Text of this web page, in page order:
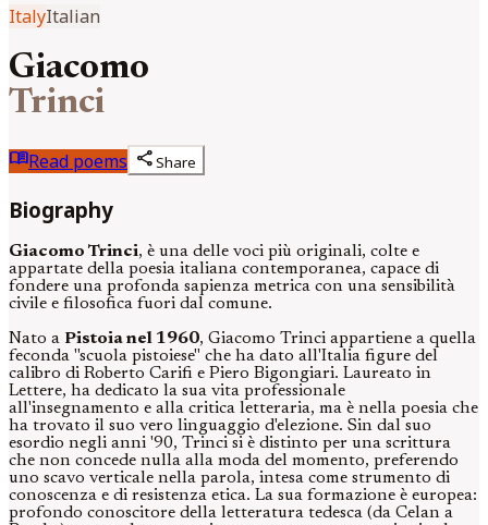
ItalyItalian
Giacomo
Trinci
menu_bookRead poems shareShare
Biography
Giacomo Trinci, è una delle voci più originali, colte e
appartate della poesia italiana contemporanea, capace di
fondere una profonda sapienza metrica con una sensibilità
civile e filosofica fuori dal comune.
Nato a Pistoia nel 1960, Giacomo Trinci appartiene a quella
feconda "scuola pistoiese" che ha dato all'Italia figure del
calibro di Roberto Carifi e Piero Bigongiari. Laureato in
Lettere, ha dedicato la sua vita professionale
all'insegnamento e alla critica letteraria, ma è nella poesia che
ha trovato il suo vero linguaggio d'elezione. Sin dal suo
esordio negli anni '90, Trinci si è distinto per una scrittura
che non concede nulla alla moda del momento, preferendo
uno scavo verticale nella parola, intesa come strumento di
conoscenza e di resistenza etica. La sua formazione è europea:
profondo conoscitore della letteratura tedesca (da Celan a